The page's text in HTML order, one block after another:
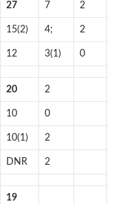
27 7 2
15(2) 4; 2
12 3(1) 0
20 2
10 0
10(1) 2
DNR 2
19